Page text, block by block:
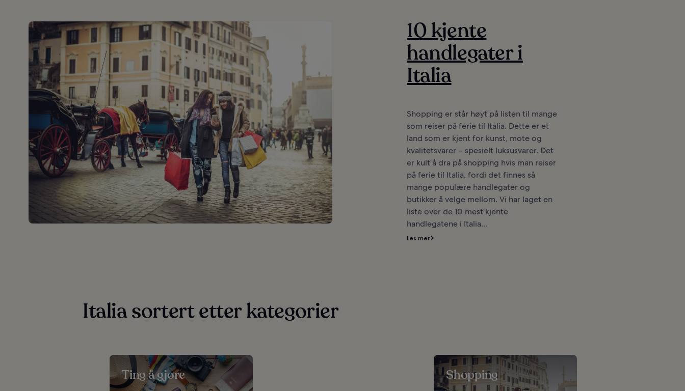
10 kjente
handlegater i
Italia
Shopping er står høyt på listen til mange
som reiser på ferie til Italia. Dette er et
land som er kjent for kunst, mote og
kvalitetsvarer – spesielt luksusvarer. Det
er kult å dra på shopping hvis man reiser
på ferie til Italia, fordi det finnes så
mange populære handlegater og
butikker å velge mellom. Vi har laget en
liste over de 10 mest kjente
handlegatene i Italia...
Les mer
Italia sortert etter kategorier
Ting å gjøre Shopping